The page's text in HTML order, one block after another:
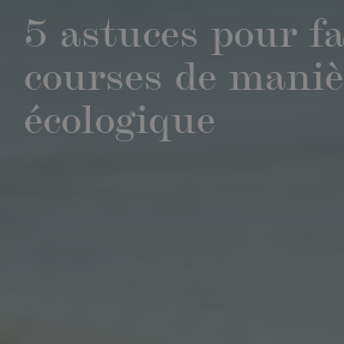
5 astuces pour
courses de
écologique